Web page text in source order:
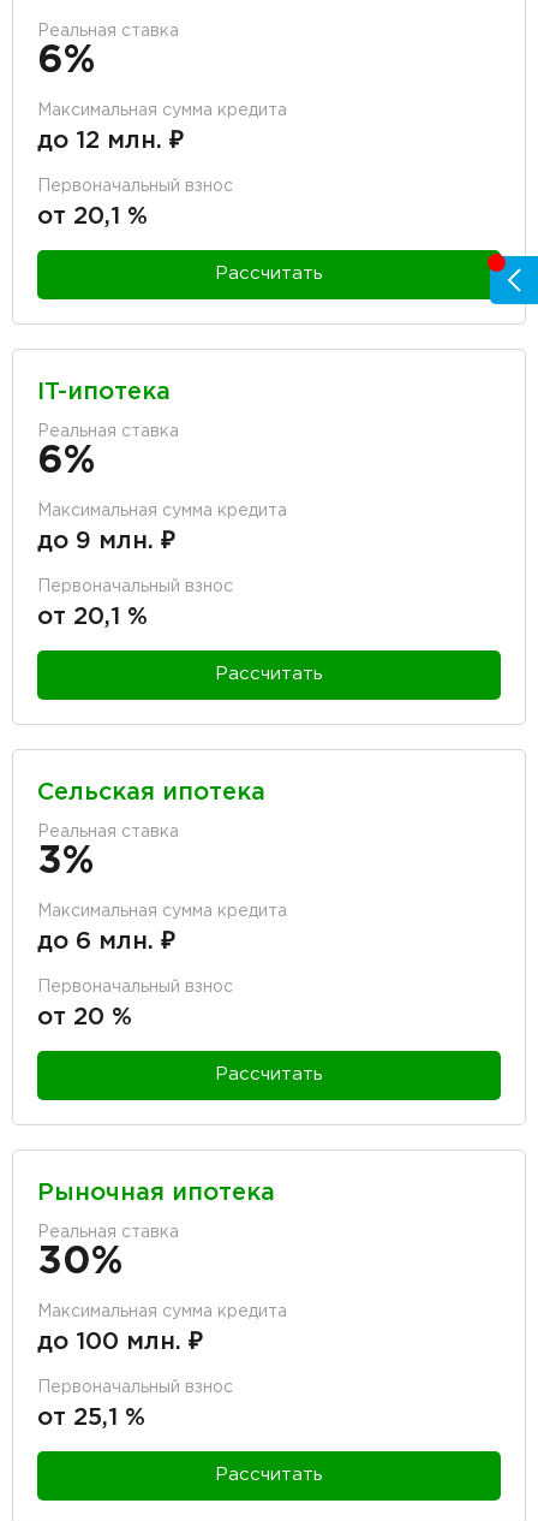
Реальная ставка
6%
Максимальная сумма кредита
до 12 млн. ₽
Первоначальный взнос
от 20,1 %
Рассчитать
IT-ипотека
Реальная ставка
6%
Максимальная сумма кредита
до 9 млн. ₽
Первоначальный взнос
от 20,1 %
Рассчитать
Сельская ипотека
Реальная ставка
3%
Максимальная сумма кредита
до 6 млн. ₽
Первоначальный взнос
от 20 %
Рассчитать
Рыночная ипотека
Реальная ставка
30%
Максимальная сумма кредита
до 100 млн. ₽
Первоначальный взнос
от 25,1 %
Рассчитать